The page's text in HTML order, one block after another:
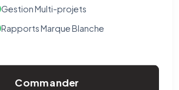
Gestion Multi-projets
Rapports Marque Blanche
Commander